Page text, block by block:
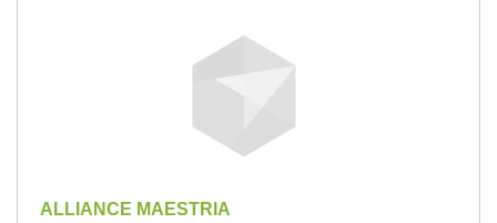
ALLIANCE MAESTRIA